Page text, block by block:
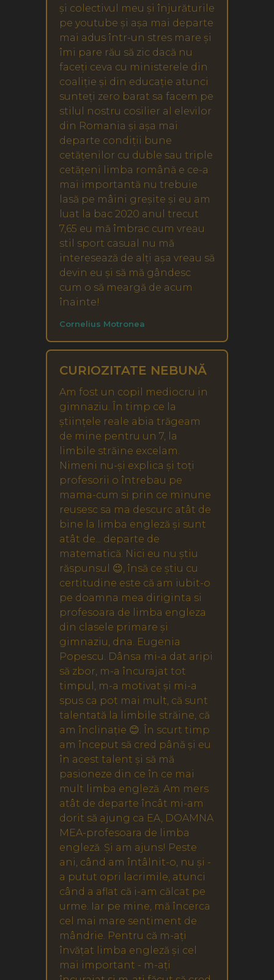
și colectivul meu și înjurăturile
pe youtube și așa mai departe
mai adus într-un stres mare și
îmi pare rău să zic dacă nu
faceți ceva cu ministerele din
coaliție și din educație atunci
sunteți zero barat sa facem pe
stilul nostru cosilier al elevilor
din Romania și așa mai
departe condiții bune
cetățenilor cu duble sau triple
cetățeni limba română e ce-a
mai importantă nu trebuie
lasă pe mâini greșite și eu am
luat la bac 2020 anul trecut
7,65 eu mă îmbrac cum vreau
stil sport casual nu mă
interesează de alți așa vreau să
devin eu și să mă gândesc
cum o să meargă de acum
înainte!
Cornelius Motronea
CURIOZITATE NEBUNĂ
Am fost un copil mediocru in
gimnaziu. În timp ce la
științele reale abia trăgeam
de mine pentru un 7, la
limbile străine excelam.
Nimeni nu-și explica și toți
profesorii o întrebau pe
mama-cum si prin ce minune
reusesc sa ma descurc atât de
bine la limba engleză și sunt
atât de... departe de
matematică. Nici eu nu știu
răspunsul 😉, însă ce știu cu
certitudine este că am iubit-o
pe doamna mea diriginta si
profesoara de limba engleza
din clasele primare și
gimnaziu, dna. Eugenia
Popescu. Dânsa mi-a dat aripi
să zbor, m-a încurajat tot
timpul, m-a motivat și mi-a
spus ca pot mai mult, că sunt
talentată la limbile străine, că
am înclinație 😊. În scurt timp
am început să cred până și eu
în acest talent și să mă
pasioneze din ce în ce mai
mult limba engleză. Am mers
atât de departe încât mi-am
dorit să ajung ca EA, DOAMNA
MEA-profesoara de limba
engleză. Și am ajuns! Peste
ani, când am întâlnit-o, nu și -
a putut opri lacrimile, atunci
când a aflat că i-am călcat pe
urme. Iar pe mine, mă încerca
cel mai mare sentiment de
mândrie. Pentru că m-ați
învățat limba engleză și cel
mai important - m-ați